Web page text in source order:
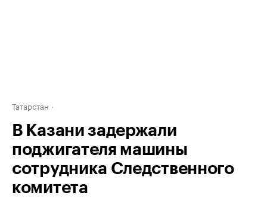
Татарстан
В Казани задержали
поджигателя машины
сотрудника Следственного
комитета